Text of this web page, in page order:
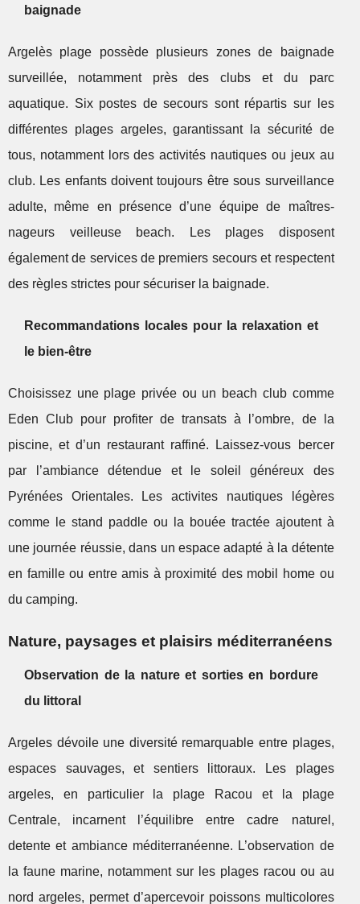
baignade
Argelès plage possède plusieurs zones de baignade
surveillée, notamment près des clubs et du parc
aquatique. Six postes de secours sont répartis sur les
différentes plages argeles, garantissant la sécurité de
tous, notamment lors des activités nautiques ou jeux au
club. Les enfants doivent toujours être sous surveillance
adulte, même en présence d’une équipe de maîtres-
nageurs veilleuse beach. Les plages disposent
également de services de premiers secours et respectent
des règles strictes pour sécuriser la baignade.
Recommandations locales pour la relaxation et
le bien-être
Choisissez une plage privée ou un beach club comme
Eden Club pour profiter de transats à l’ombre, de la
piscine, et d’un restaurant raffiné. Laissez-vous bercer
par l’ambiance détendue et le soleil généreux des
Pyrénées Orientales. Les activites nautiques légères
comme le stand paddle ou la bouée tractée ajoutent à
une journée réussie, dans un espace adapté à la détente
en famille ou entre amis à proximité des mobil home ou
du camping.
Nature, paysages et plaisirs méditerranéens
Observation de la nature et sorties en bordure
du littoral
Argeles dévoile une diversité remarquable entre plages,
espaces sauvages, et sentiers littoraux. Les plages
argeles, en particulier la plage Racou et la plage
Centrale, incarnent l’équilibre entre cadre naturel,
detente et ambiance méditerranéenne. L’observation de
la faune marine, notamment sur les plages racou ou au
nord argeles, permet d’apercevoir poissons multicolores